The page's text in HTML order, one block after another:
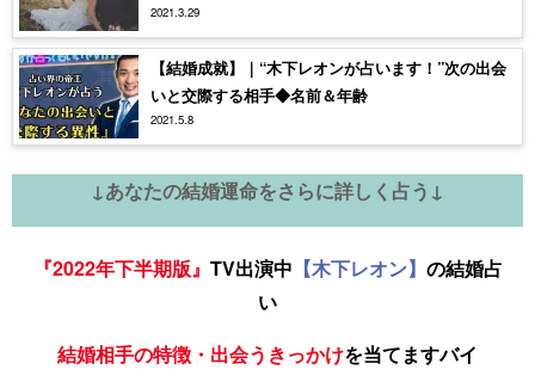
2021.3.29
【結婚成就】｜“木下レオンが占います！”次の出会
いと交際する相手◆名前＆年齢
2021.5.8
↓あなたの結婚運命をさらに詳しく占う↓
『2022年下半期版』 TV出演中 【木下レオン】 の結婚占
い
結婚相手の特徴・出会うきっかけを当てますバイ